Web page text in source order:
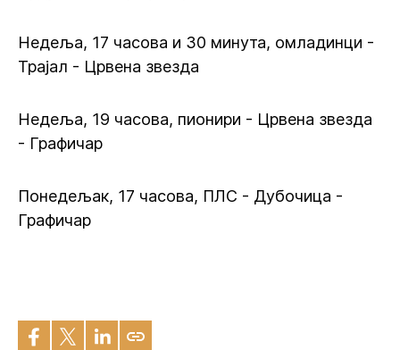
Недеља, 17 часова и 30 минута, омладинци -
Трајал - Црвена звезда
Недеља, 19 часова, пионири - Црвена звезда
- Графичар
Понедељак, 17 часова, ПЛС - Дубочица -
Графичар